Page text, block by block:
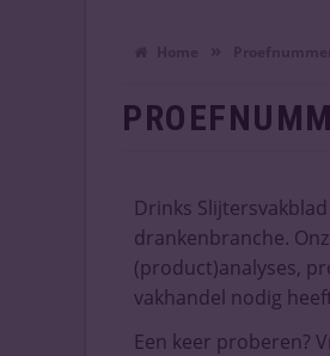
Drinks
drankenbranche.
(product)analyses,
vakhandel nodig
Een keer proberen?